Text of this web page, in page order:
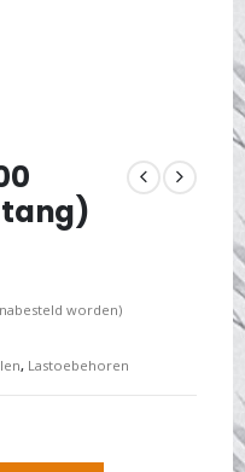
worden)
, Lastoebehoren